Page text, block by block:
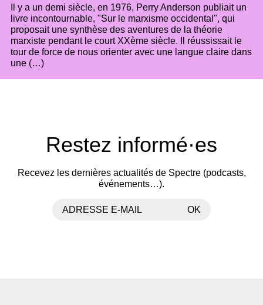
Il y a un demi siècle, en 1976, Perry Anderson publiait un
livre incontournable, "Sur le marxisme occidental", qui
proposait une synthèse des aventures de la théorie
marxiste pendant le court XXème siècle. Il réussissait le
tour de force de nous orienter avec une langue claire dans
une (…)
Restez informé·es
Recevez les dernières actualités de Spectre (podcasts,
événements…).
ADRESSE E-MAIL OK